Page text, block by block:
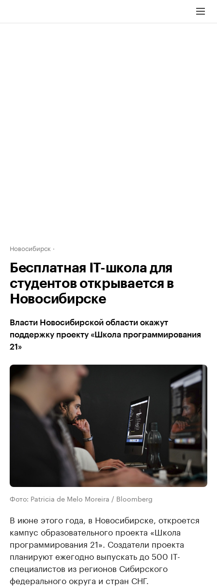
Новосибирск
Бесплатная IT-школа для
студентов открывается в
Новосибирске
Власти Новосибирской области окажут
поддержку проекту «Школа программирования
21»
Фото: Patricia de Melo Moreira / Bloomberg
В июне этого года, в Новосибирске, откроется
кампус образовательного проекта «Школа
программирования 21». Создатели проекта
планируют ежегодно выпускать до 500 IT-
специалистов из регионов Сибирского
федерального округа и стран СНГ.